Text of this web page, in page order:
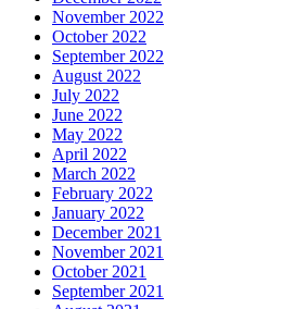
November 2022
October 2022
September 2022
August 2022
July 2022
June 2022
May 2022
April 2022
March 2022
February 2022
January 2022
December 2021
November 2021
October 2021
September 2021